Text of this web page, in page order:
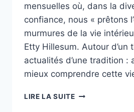
mensuelles où, dans la
confiance, nous « prêtons
murmures de la vie
Etty Hillesum. Autour d’un
actualités d’une tradition :
mieux comprendre cette
LIRE LA SUITERAPPORT